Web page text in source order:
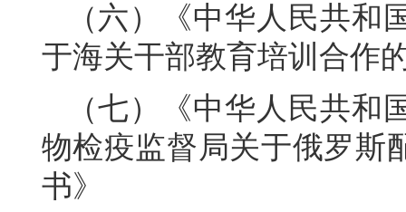
（六）《中华人民共
于海关干部教育培训合作
（七）《中华人民共
物检疫监督局关于俄罗斯
书》